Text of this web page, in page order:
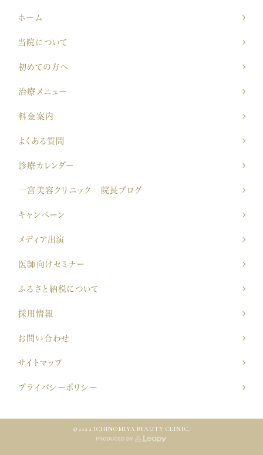
ホーム
当院について
初めての方へ
治療メニュー
料金案内
よくある質問
診療カレンダー
一宮美容クリニック 院長ブログ
キャンペーン
メディア出演
医師向けセミナー
ふるさと納税について
採用情報
お問い合わせ
サイトマップ
プライバシーポリシー
©2022 ICHINOMIYA BEAUTY CLINIC.